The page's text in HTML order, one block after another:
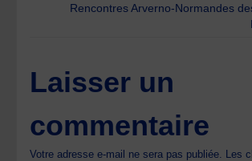
Rencontres Arverno-Normandes
Laisser un
commentaire
Votre adresse e-mail ne sera pas publiée.
Les